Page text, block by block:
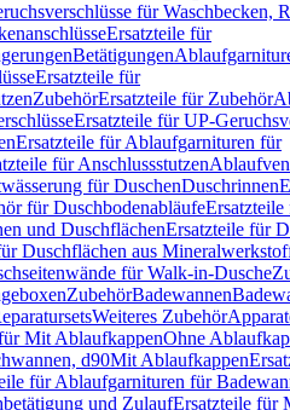
für Waschbecken,
Ersatzteile für
Betätigungen
Ersatzteile für
ZubehörErsatzteile für Zubehör
Ersatzteile für UP-
Ersatzteile für Ablaufgarnituren für
für Anschlussstutzen
für DuschenDuschrinnen
für Duschbodenabläufe
und DuschflächenErsatzteile für
Duschflächen aus
für Walk-in-Dusche
ZubehörBadewannen
Weiteres Zubehör
Mit AblaufkappenOhne
d90Mit Ablaufkappen
für Ablaufgarnituren für
und ZulaufErsatzteile für